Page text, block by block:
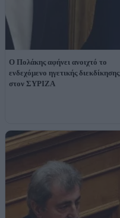
Ο Πολάκης αφήνει ανοιχτό το
ενδεχόμενο ηγετικής διεκδίκησης
στον ΣΥΡΙΖΑ